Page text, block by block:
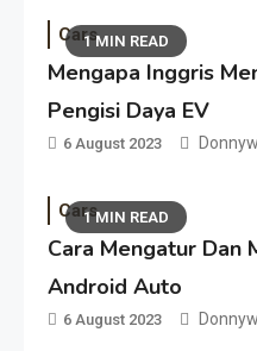
1 MIN READ
Cars
Mengapa Inggris
Pengisi Daya EV
6 August 2023
1 MIN READ
Cars
Cara Mengatur Dan
Android Auto
6 August 2023